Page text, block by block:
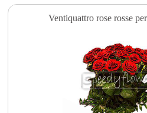
Ventiquattro rose rosse